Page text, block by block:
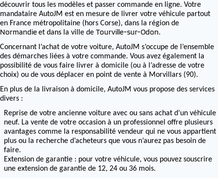
découvrir tous les modèles et passer commande en ligne. Votre
mandataire AutoJM est en mesure de livrer votre véhicule partout
en France métropolitaine (hors Corse), dans la région de
Normandieet dans la ville de Tourville-sur-Odon.
Concernant l’achat de votre voiture, AutoJM s’occupe de l’ensemble
des démarches liées à votre commande. Vous avez également la
possibilité de vous faire livrer à domicile (ou à l’adresse de votre
choix) ou de vous déplacer en point de vente à Morvillars (90).
En plus de la livraison à domicile, AutoJM vous propose des services
divers :
Reprise de votre ancienne voiture avec ou sans achat d’un véhicule
neuf. La vente de votre occasion à un professionnel offre plusieurs
avantages comme la responsabilité vendeur qui ne vous appartient
plus ou la recherche d’acheteurs que vous n’aurez pas besoin de
faire.
Extension de garantie : pour votre véhicule, vous pouvez souscrire
une extension de garantie de 12, 24 ou 36 mois.